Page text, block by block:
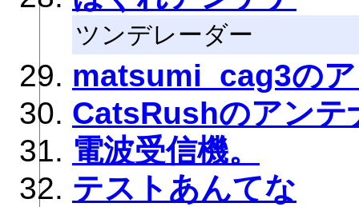
ツンデレーダー
matsumi_cag3の
CatsRushのアンテ
電波受信機。
テストあんてな